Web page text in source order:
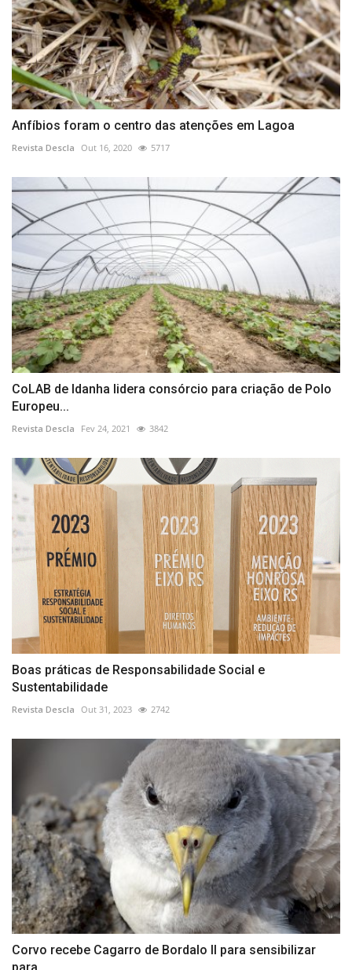
Anfíbios foram o centro das atenções em Lagoa
Revista Descla Out 16, 2020 5717
CoLAB de Idanha lidera consórcio para criação de Polo
Europeu...
Revista Descla Fev 24, 2021 3842
Boas práticas de Responsabilidade Social e
Sustentabilidade
Revista Descla Out 31, 2023 2742
Corvo recebe Cagarro de Bordalo II para sensibilizar